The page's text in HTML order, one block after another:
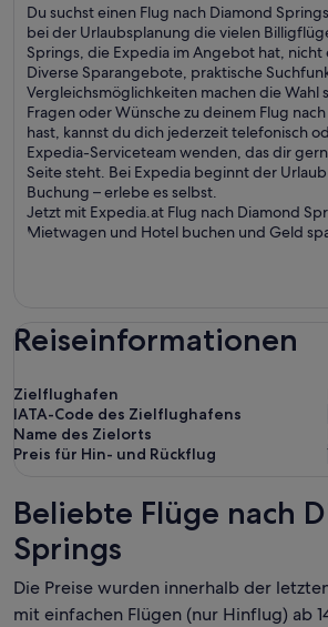
Du suchst einen Flug nach Diamond
bei der Urlaubsplanung die vielen
Springs, die Expedia im Angebot hat, nicht
Diverse Sparangebote, praktische
Vergleichsmöglichkeiten machen die Wahl
Fragen oder Wünsche zu deinem Flug
hast, kannst du dich jederzeit telefonisch
Expedia-Serviceteam wenden, das dir
Seite steht. Bei Expedia beginnt der
Buchung – erlebe es selbst.
Jetzt mit Expedia.at Flug nach Diamond
Mietwagen und Hotel buchen und Geld
Reiseinformationen
Zielflughafen
IATA-Code des Zielflughafens
Name des Zielorts
Preis für Hin- und Rückflug
Beliebte Flüge nach
Springs
Die Preise wurden innerhalb der
mit einfachen Flügen (nur Hinflug) ab